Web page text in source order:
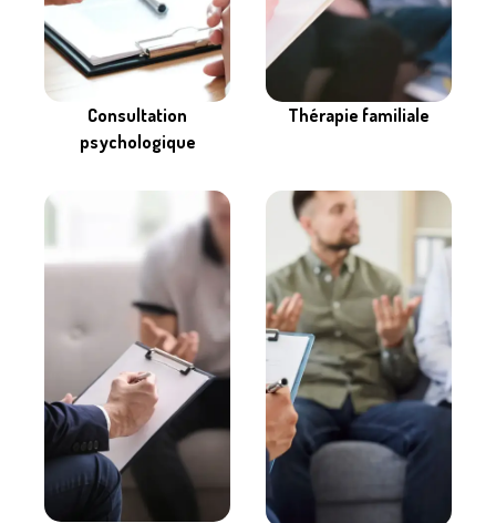
Consultation
psychologique
Thérapie familiale